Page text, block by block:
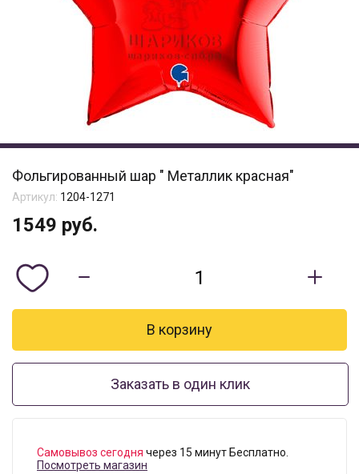
Фольгированный шар " Металлик красная"
Артикул: 1204-1271
1549 руб.
Заказать в один клик
Самовывоз сегодня через 15 минут Бесплатно.
Посмотреть магазин